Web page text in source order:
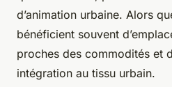
d’animation urbaine. Alors
bénéficient souvent
proches des commodités et
intégration au tissu urbain.